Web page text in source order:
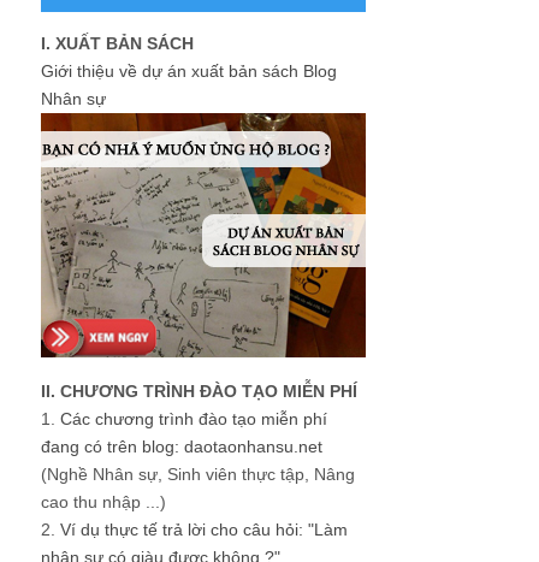
I. XUẤT BẢN SÁCH
Giới thiệu về dự án xuất bản sách Blog
Nhân sự
II. CHƯƠNG TRÌNH ĐÀO TẠO MIỄN PHÍ
1. Các chương trình đào tạo miễn phí
đang có trên blog: daotaonhansu.net
(Nghề Nhân sự, Sinh viên thực tập, Nâng
cao thu nhập ...)
2. Ví dụ thực tế trả lời cho câu hỏi: "Làm
nhân sự có giàu được không ?"